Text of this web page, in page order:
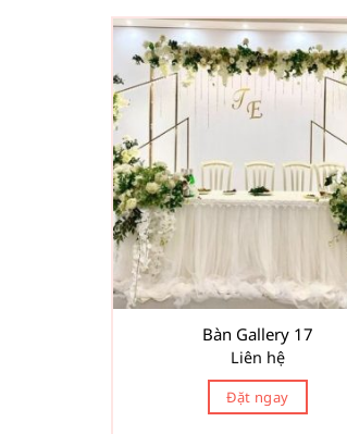
Bàn Gallery 17
Liên hệ
Đặt ngay